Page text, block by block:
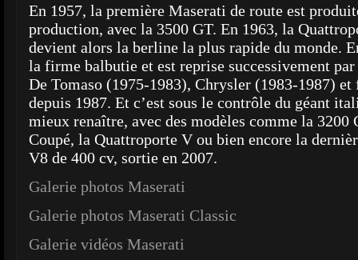
En 1957, la première Maserati de route est
production, avec la 3500 GT. En 1963, la
devient alors la berline la plus rapide du monde.
la firme balbutie et est reprise successivement
De Tomaso (1975-1983), Chrysler (1983-1987)
depuis 1987. Et c’est sous le contrôle du géant
mieux renaître, avec des modèles comme la 3200
Coupé, la Quattroporte V ou bien encore la
V8 de 400 cv, sortie en 2007.
Galerie photos Maserati
Galerie photos Maserati Classic
Galerie vidéos Maserati